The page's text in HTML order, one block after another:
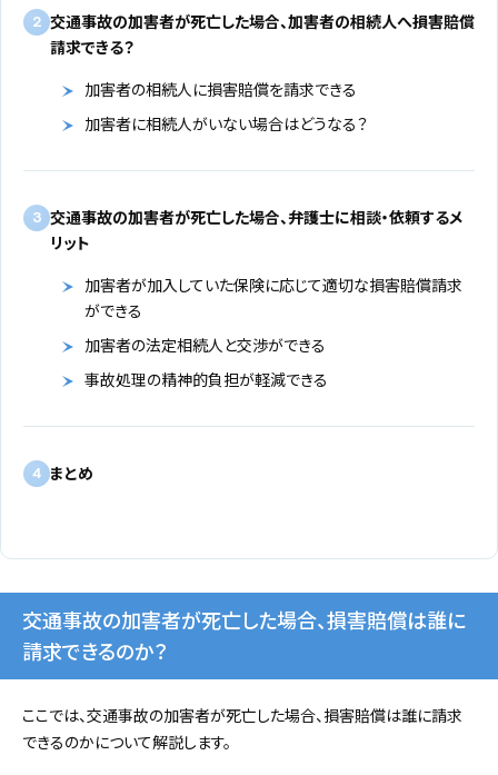
2 交通事故の加害者が死亡した場合、加害者の相続人へ損害賠償
請求できる？
加害者の相続人に損害賠償を請求できる
加害者に相続人がいない場合はどうなる？
3 交通事故の加害者が死亡した場合、弁護士に相談・依頼するメ
リット
加害者が加入していた保険に応じて適切な損害賠償請求
ができる
加害者の法定相続人と交渉ができる
事故処理の精神的負担が軽減できる
4 まとめ
交通事故の加害者が死亡した場合、損害賠償は誰に
請求できるのか？
ここでは、交通事故の加害者が死亡した場合、損害賠償は誰に請求
できるのかについて解説します。